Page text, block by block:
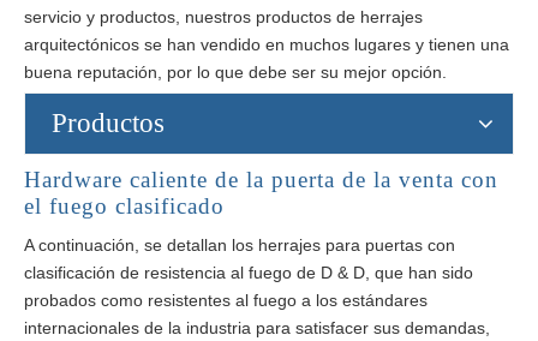
servicio y productos, nuestros productos de herrajes
arquitectónicos se han vendido en muchos lugares y tienen una
buena reputación, por lo que debe ser su mejor opción.
Productos
Hardware caliente de la puerta de la venta con
el fuego clasificado
A continuación, se detallan los herrajes para puertas con
clasificación de resistencia al fuego de D & D, que han sido
probados como resistentes al fuego a los estándares
internacionales de la industria para satisfacer sus demandas,